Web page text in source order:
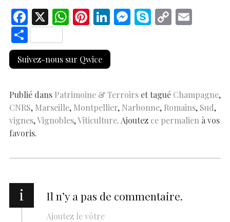
F
ac
e
b
o
k
X W
at
s
p
p
Pi
er
es
Li
k
e
n
M
er
S C
n
k
S
h
ar
Suivez-nous sur Qwice
Publié dans Patrimoine & Terroirs et tagué Champagne,
CNRS, Marseille, Montpellier, Narbonne, Romains, Sud,
vignes,Vignobles,Viticulture. Ajoutez ce permalien à vos
favoris.
i Il n’y a pas de commentaire.
Ajoutez le vôtre